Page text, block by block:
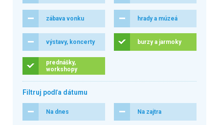
zábava vonku hrady a múzeá
výstavy, koncerty burzy a jarmoky
prednášky,
workshopy
Filtruj podľa dátumu
Na dnes Na zajtra